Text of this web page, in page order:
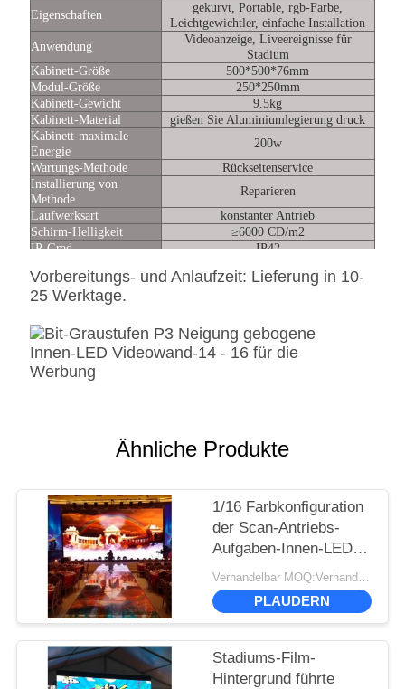
Eigenschaften
gekurvt, Portable, rgb-Farbe,
Leichtgewichtler, einfache Installation
Anwendung
Videoanzeige, Liveereignisse für
Stadium
Kabinett-Größe
500*500*76mm
Modul-Größe
250*250mm
Kabinett-Gewicht
9.5kg
Kabinett-Material
gießen Sie Aluminiumlegierung druck
Kabinett-maximale
Energie
200w
Wartungs-Methode
Rückseitenservice
Installierung von
Methode
Reparieren
Laufwerksart
konstanter Antrieb
Schirm-Helligkeit
≥6000 CD/m2
IP-Grad
IP42
Betriebstemperatur
-20~+50℃
Lebensdauer
Spannung
Vorbereitungs- und Anlaufzeit: Lieferung in 10-
25 Werktage.
Ähnliche Produkte
1/16 Farbkonfiguration
der Scan-Antriebs-
Aufgaben-Innen-LED
Videoder wand-3.9mm
der Neigungs-1R1G1B
PLAUDERN
Stadiums-Film-
Hintergrund führte